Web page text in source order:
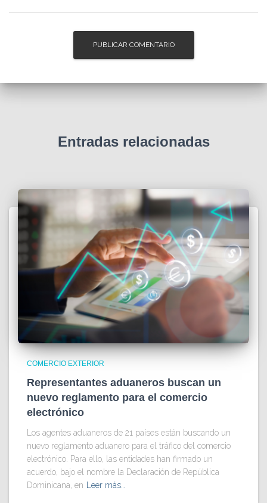
Entradas relacionadas
COMERCIO EXTERIOR
Representantes aduaneros buscan un
nuevo reglamento para el comercio
electrónico
Los agentes aduaneros de 21 países están buscando un
nuevo reglamento aduanero para el tráfico del comercio
electrónico. Para ello, las entidades han firmado un
acuerdo, bajo el nombre la Declaración de República
Dominicana, en
Leer más…